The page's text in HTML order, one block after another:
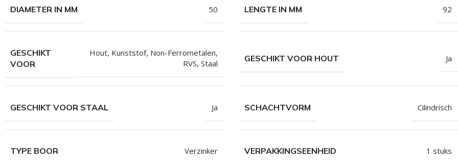
DIAMETER IN MM 50 LENGTE IN MM 92
GESCHIKT
VOOR
Hout, Kunststof, Non-Ferrometalen,
RVS, Staal
GESCHIKT VOOR HOUT Ja
GESCHIKT VOOR STAAL Ja SCHACHTVORM Cilindrisch
TYPE BOOR Verzinker VERPAKKINGSEENHEID 1 stuks